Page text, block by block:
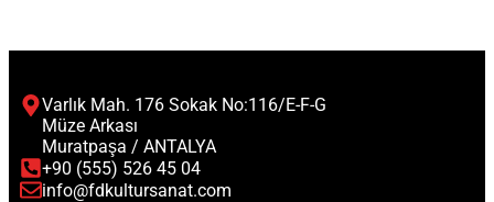
Varlık Mah. 176 Sokak No:116/E-F-G
Müze Arkası
Muratpaşa / ANTALYA
+90 (555) 526 45 04
info@fdkultursanat.com